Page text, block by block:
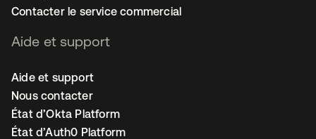
Contacter le service commercial
Aide et support
Aide et support
Nous contacter
État d’Okta Platform
État d’Auth0 Platform